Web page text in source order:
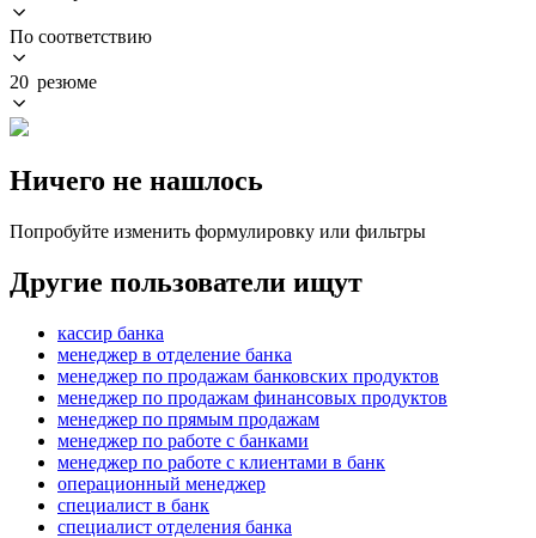
По соответствию
20 резюме
Ничего не нашлось
Попробуйте изменить формулировку или фильтры
Другие пользователи ищут
кассир банка
менеджер в отделение банка
менеджер по продажам банковских продуктов
менеджер по продажам финансовых продуктов
менеджер по прямым продажам
менеджер по работе с банками
менеджер по работе с клиентами в банк
операционный менеджер
специалист в банк
специалист отделения банка